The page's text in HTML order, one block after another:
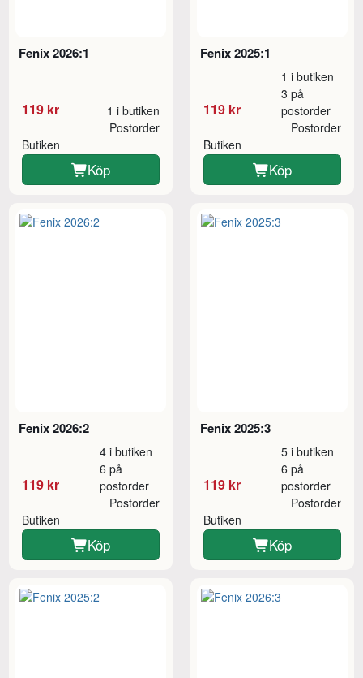
Fenix 2026:1
119 kr 1 i butiken
Butiken
Postorder
Köp
Fenix 2025:1
119 kr
1 i butiken
3 på
postorder
Butiken
Postorder
Köp
Fenix 2026:2
119 kr
4 i butiken
6 på
postorder
Butiken
Postorder
Köp
Fenix 2025:3
119 kr
5 i butiken
6 på
postorder
Butiken
Postorder
Köp